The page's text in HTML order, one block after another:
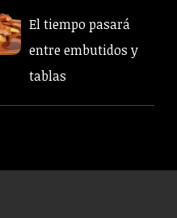
El tiempo pasará
entre embutidos y
tablas